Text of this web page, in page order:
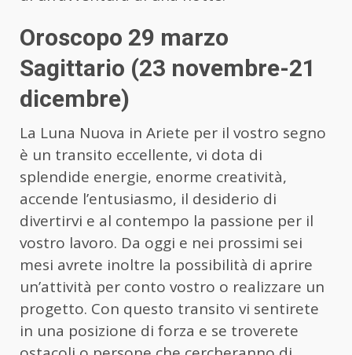
Oroscopo 29 marzo
Sagittario (23 novembre-21
dicembre)
La Luna Nuova in Ariete per il vostro segno
è un transito eccellente, vi dota di
splendide energie, enorme creatività,
accende l’entusiasmo, il desiderio di
divertirvi e al contempo la passione per il
vostro lavoro. Da oggi e nei prossimi sei
mesi avrete inoltre la possibilità di aprire
un’attività per conto vostro o realizzare un
progetto. Con questo transito vi sentirete
in una posizione di forza e se troverete